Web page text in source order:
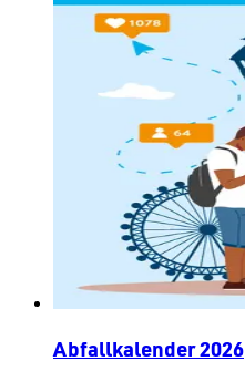
Abfallkalender 2026